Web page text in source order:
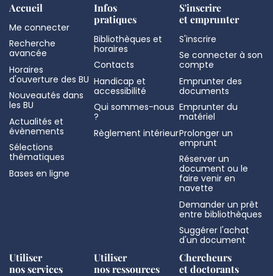
Accueil
Me connecter
Recherche
avancée
Horaires
d'ouverture des BU
Nouveautés dans
les BU
Actualités et
évènements
Sélections
thématiques
Bases en ligne
Infos
pratiques
Bibliothèques et
horaires
Contacts
Handicap et
accessibilité
Qui sommes-nous
?
Règlement intérieur
S'inscrire
et emprunter
S'inscrire
Se connecter à son
compte
Emprunter des
documents
Emprunter du
matériel
Prolonger un
emprunt
Réserver un
document ou le
faire venir en
navette
Demander un prêt
entre bibliothèques
Suggérer l'achat
d'un document
Utiliser
nos services
Utiliser
nos ressources
Chercheurs
et doctorants